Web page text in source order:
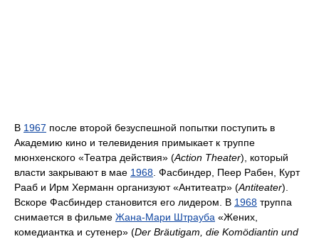
В 1967 после второй безуспешной попытки поступить в
Академию кино и телевидения примыкает к труппе
мюнхенского «Театра действия» (Action Theater), который
власти закрывают в мае 1968 . Фасбиндер, Пеер Рабен, Курт
Рааб и Ирм Херманн организуют «Антитеатр» (Antiteater).
Вскоре Фасбиндер становится его лидером. В 1968 труппа
снимается в фильме Жана-Мари Штрауба «Жених,
комедиантка и сутенер» (Der Bräutigam, die Komödiantin und